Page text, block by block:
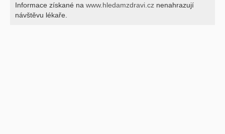
Informace získané na www.hledamzdravi.cz nenahrazují
návštěvu lékaře.